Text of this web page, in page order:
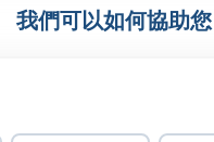
我們可以如何協助您